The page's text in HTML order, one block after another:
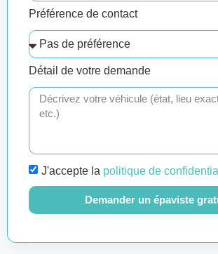
Préférence de contact
Détail de votre demande
J'accepte la politique de
Demander un épaviste